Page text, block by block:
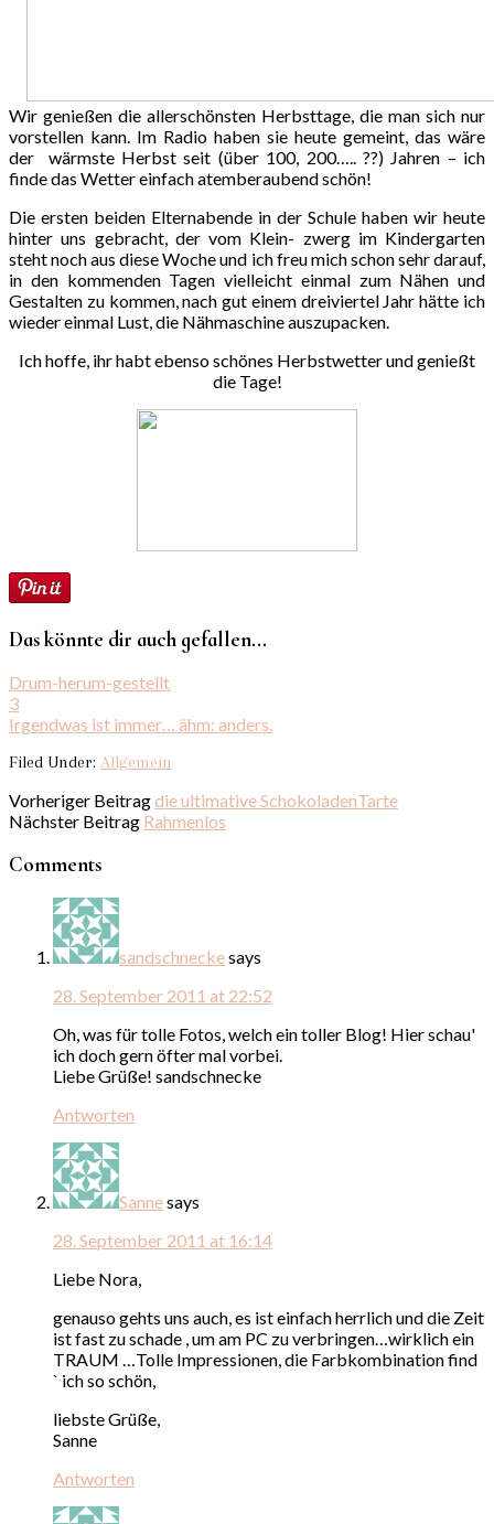
Wir genießen die allerschönsten Herbsttage, die man sich nur
vorstellen kann. Im Radio haben sie heute gemeint, das wäre
der wärmste Herbst seit (über 100, 200….. ??) Jahren – ich
finde das Wetter einfach atemberaubend schön!
Die ersten beiden Elternabende in der Schule haben wir heute
hinter uns gebracht, der vom Klein- zwerg im Kindergarten
steht noch aus diese Woche und ich freu mich schon sehr darauf,
in den kommenden Tagen vielleicht einmal zum Nähen und
Gestalten zu kommen, nach gut einem dreiviertel Jahr hätte ich
wieder einmal Lust, die Nähmaschine auszupacken.
Ich hoffe, ihr habt ebenso schönes Herbstwetter und genießt
die Tage!
Das könnte dir auch gefallen...
Drum-herum-gestellt
3
Irgendwas ist immer… ähm: anders.
Filed Under: Allgemein
Vorheriger Beitragdie ultimative SchokoladenTarte
Nächster Beitrag Rahmenlos
Comments
sandschneckesays
28. September 2011 at 22:52
Oh, was für tolle Fotos, welch ein toller Blog! Hier schau'
ich doch gern öfter mal vorbei.
Liebe Grüße! sandschnecke
Antworten
Sannesays
28. September 2011 at 16:14
Liebe Nora,
genauso gehts uns auch, es ist einfach herrlich und die Zeit
ist fast zu schade , um am PC zu verbringen…wirklich ein
TRAUM …Tolle Impressionen, die Farbkombination find
` ich so schön,
liebste Grüße,
Sanne
Antworten